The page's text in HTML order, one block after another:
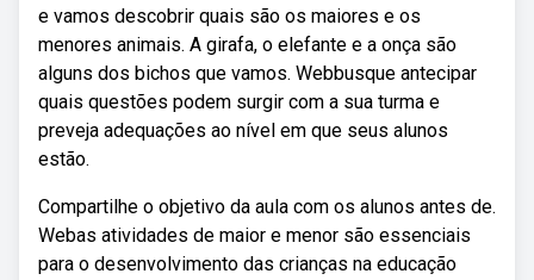
e vamos descobrir quais são os maiores e os
menores animais. A girafa, o elefante e a onça são
alguns dos bichos que vamos. Webbusque antecipar
quais questões podem surgir com a sua turma e
preveja adequações ao nível em que seus alunos
estão.
Compartilhe o objetivo da aula com os alunos antes de.
Webas atividades de maior e menor são essenciais
para o desenvolvimento das crianças na educação